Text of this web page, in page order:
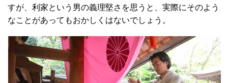
すが、利家という男の義理堅さを思うと、実際にそのよう
なことがあってもおかしくはないでしょう。